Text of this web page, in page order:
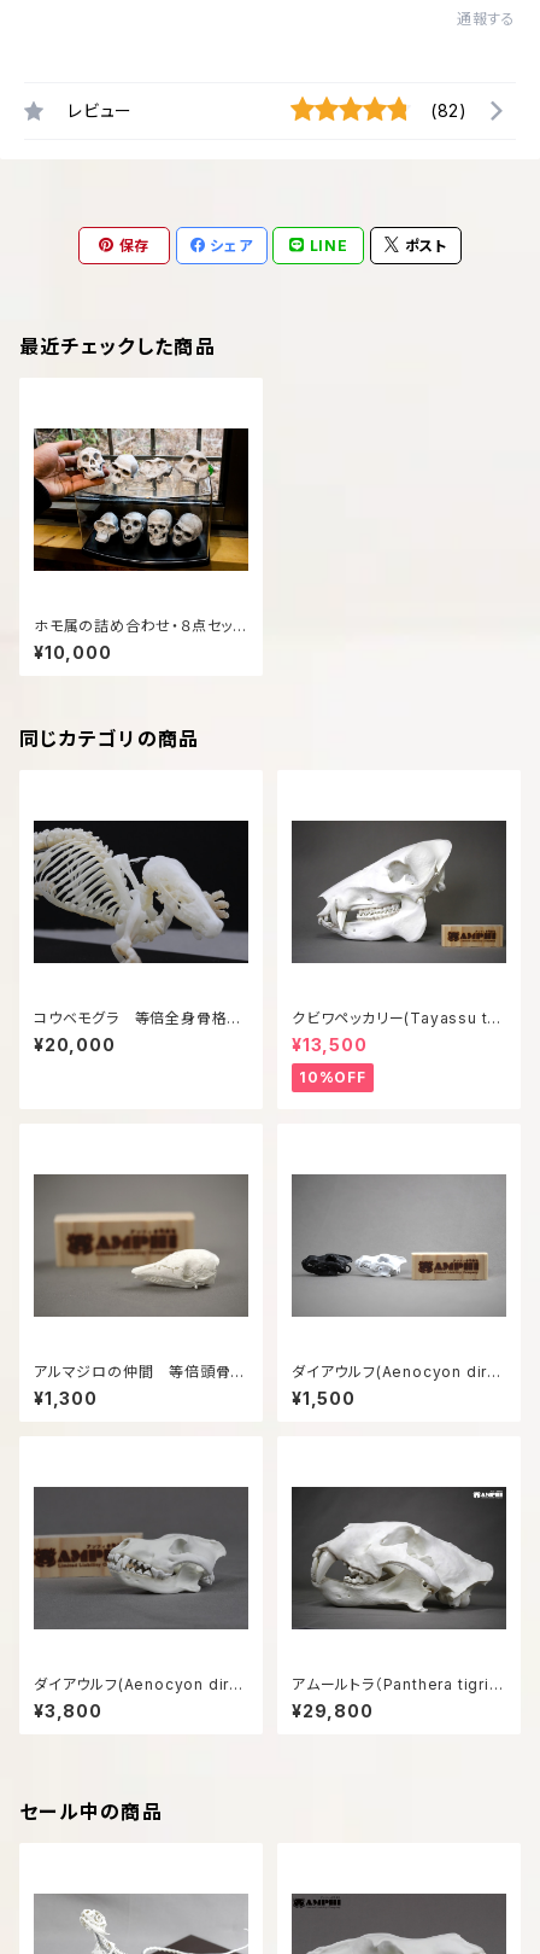
通報する
レビュー (82)
保存 シェア LINE ポスト
最近チェックした商品
ホモ属の詰め合わせ・８点セット
【リング付き】
¥10,000
同じカテゴリの商品
コウベモグラ 等倍全身骨格模
型
¥20,000
クビワペッカリー(Tayassu taj
acui) 等倍頭骨模型
¥13,500
10%OFF
アルマジロの仲間 等倍頭骨模
型
¥1,300
ダイアウルフ(Aenocyon diru
s) 復元頭骨模型6㎝サイズ
¥1,500
ダイアウルフ(Aenocyon diru
s) 復元頭骨模型8㎝サイズ
¥3,800
アムールトラ（Panthera tigris
altaica）等倍頭骨模型
¥29,800
セール中の商品